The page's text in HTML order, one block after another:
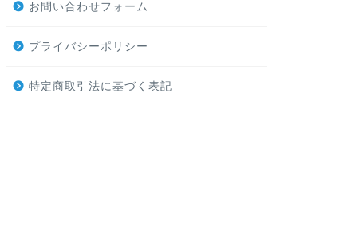
お問い合わせフォーム
プライバシーポリシー
特定商取引法に基づく表記